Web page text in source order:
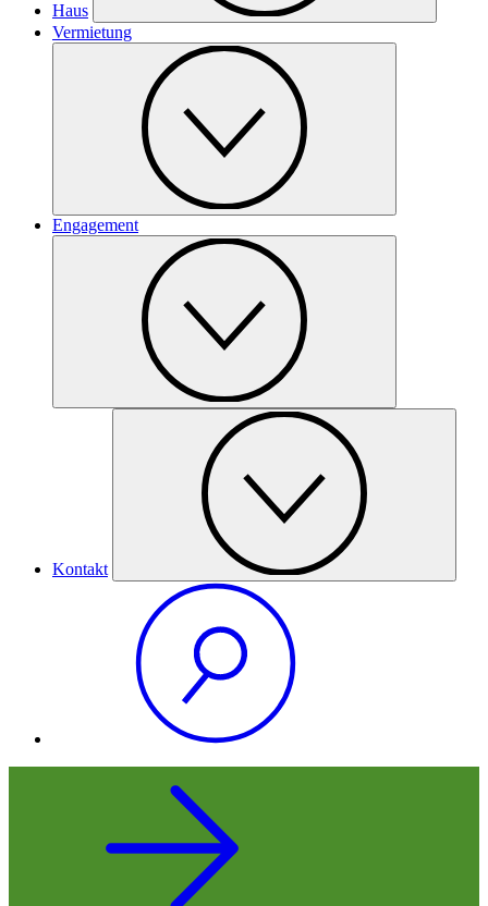
Haus
Vermietung
Engagement
Kontakt